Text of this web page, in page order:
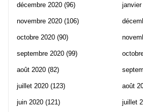
décembre 2020 (96)
novembre 2020 (106)
octobre 2020 (90)
septembre 2020 (99)
août 2020 (82)
juillet 2020 (123)
juin 2020 (121)
janvier
août
juillet